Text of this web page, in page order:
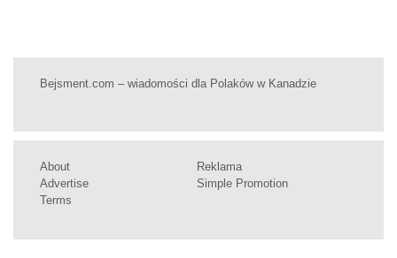
Bejsment.com – wiadomości dla Polaków w Kanadzie
About
Advertise
Terms
Reklama
Simple Promotion